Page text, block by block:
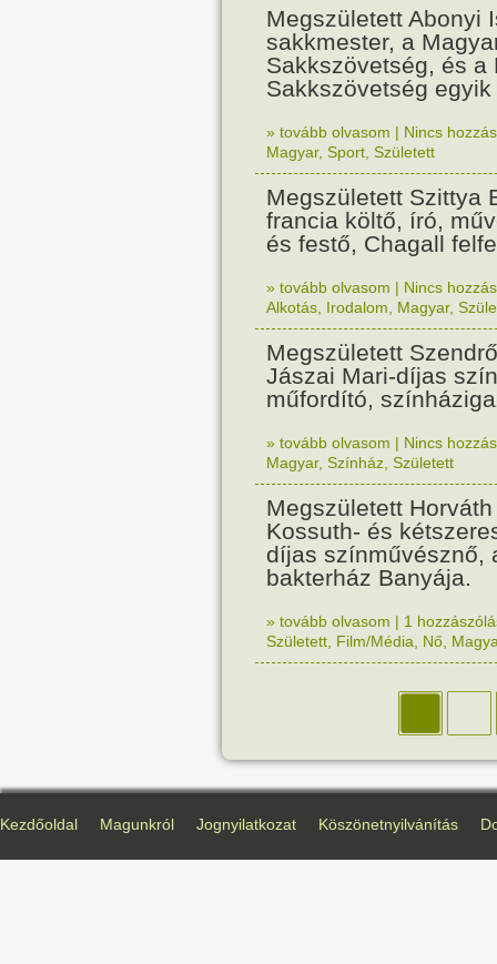
Megszületett Abonyi
sakkmester, a
Sakkszövetség, és a
Sakkszövetség
» tovább olvasom | Nincs
Magyar, Sport Született
Megszületett Szittya
francia költő, író,
és festő, Chagall
» tovább olvasom | Nincs
Alkotás Irodalom Magyar,
Megszületett
Jászai Mari-díjas
műfordító,
» tovább olvasom | Nincs
Magyar, Színház Született
Megszületett Horváth
Kossuth- és
díjas színművésznő,
bakterház Banyája.
» tovább olvasom | 1
Született Film/Média Nő
Kezdőoldal Magunkról Jognyilatkozat Köszönetnyilvánítás